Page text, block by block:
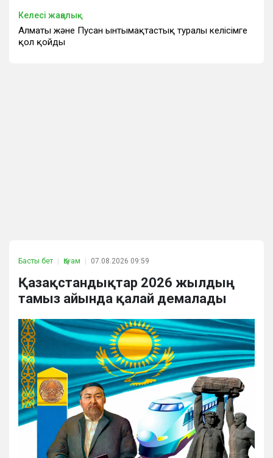
Келесі жаңалық
Алматы және Пусан ынтымақтастық туралы келісімге
қол қойды
Басты бет Қоғам 07.08.2026 09:59
Қазақстандықтар 2026 жылдың
тамыз айында қалай демалады